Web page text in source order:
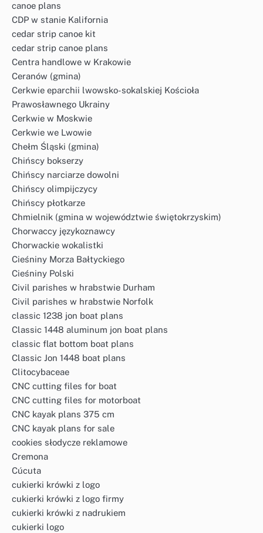
canoe plans
CDP w stanie Kalifornia
cedar strip canoe kit
cedar strip canoe plans
Centra handlowe w Krakowie
Ceranów (gmina)
Cerkwie eparchii lwowsko-sokalskiej Kościoła
Prawosławnego Ukrainy
Cerkwie w Moskwie
Cerkwie we Lwowie
Chełm Śląski (gmina)
Chińscy bokserzy
Chińscy narciarze dowolni
Chińscy olimpijczycy
Chińscy płotkarze
Chmielnik (gmina w województwie świętokrzyskim)
Chorwaccy językoznawcy
Chorwackie wokalistki
Cieśniny Morza Bałtyckiego
Cieśniny Polski
Civil parishes w hrabstwie Durham
Civil parishes w hrabstwie Norfolk
classic 1238 jon boat plans
Classic 1448 aluminum jon boat plans
classic flat bottom boat plans
Classic Jon 1448 boat plans
Clitocybaceae
CNC cutting files for boat
CNC cutting files for motorboat
CNC kayak plans 375 cm
CNC kayak plans for sale
cookies słodycze reklamowe
Cremona
Cúcuta
cukierki krówki z logo
cukierki krówki z logo firmy
cukierki krówki z nadrukiem
cukierki logo